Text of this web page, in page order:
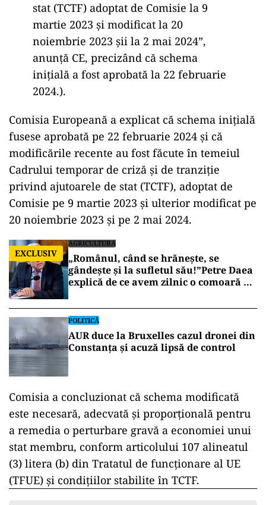
stat (TCTF) adoptat de Comisie la 9
martie 2023 şi modificat la 20
noiembrie 2023 şii la 2 mai 2024”,
anunţă CE, precizând că schema
iniţială a fost aprobată la 22 februarie
2024.).
Comisia Europeană a explicat că schema inițială
fusese aprobată pe 22 februarie 2024 și că
modificările recente au fost făcute în temeiul
Cadrului temporar de criză și de tranziție
privind ajutoarele de stat (TCTF), adoptat de
Comisie pe 9 martie 2023 și ulterior modificat pe
20 noiembrie 2023 și pe 2 mai 2024.
EXCLUSIV
AGRICULTURA
„Românul, când se hrănește, se
gândește și la sufletul său!”Petre Daea
explică de ce avem zilnic o comoară pe
POLITICĂ
AUR duce la Bruxelles cazul dronei din
Constanța și acuză lipsă de control
Comisia a concluzionat că schema modificată
este necesară, adecvată și proporțională pentru
a remedia o perturbare gravă a economiei unui
stat membru, conform articolului 107 alineatul
(3) litera (b) din Tratatul de funcționare al UE
(TFUE) și condițiilor stabilite în TCTF.